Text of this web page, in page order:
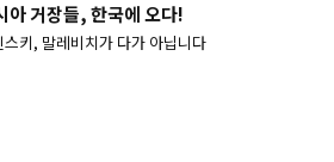
아 거장들, 한국에 오다!
스키, 말레비치가 다가 아닙니다